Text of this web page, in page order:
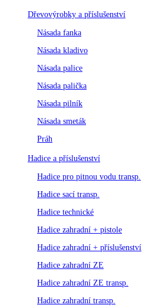
Dřevovýrobky a příslušenství
Násada fanka
Násada kladivo
Násada palice
Násada palička
Násada pilník
Násada smeták
Práh
Hadice a příslušenství
Hadice pro pitnou vodu transp.
Hadice sací transp.
Hadice technické
Hadice zahradní + pistole
Hadice zahradní + příslušenství
Hadice zahradní ZE
Hadice zahradní ZE transp.
Hadice zahradní transp.